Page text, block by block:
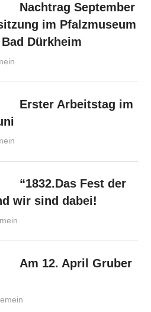
Nachtrag September
im Pfalzmuseum
Dürkheim
Grandmaire
Erster Arbeitstag im
“1832.Das Fest der
wir sind dabei!
Grandmaire
Am 12. April Gruber
Radolak@web.de